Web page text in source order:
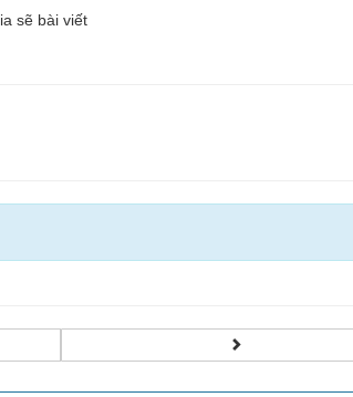
sẽ bài viết